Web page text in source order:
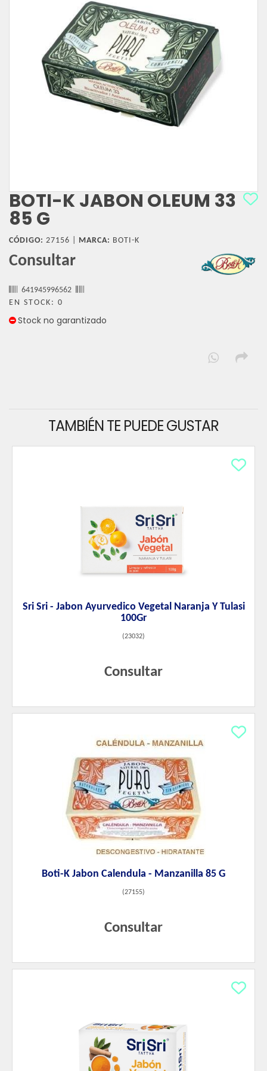
BOTI-K JABON OLEUM 33
85 G
CÓDIGO: 27156 | MARCA: BOTI-K
Consultar
641945996562
EN STOCK: 0
Stock no garantizado
TAMBIÉN TE PUEDE GUSTAR
Sri Sri - Jabon Ayurvedico Vegetal Naranja Y Tulasi
100Gr
(23032)
Consultar
Boti-K Jabon Calendula - Manzanilla 85 G
(27155)
Consultar